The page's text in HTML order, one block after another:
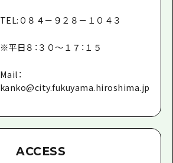
TEL:０８４－９２８－１０４３
※平日８：３０～１７：１５
Mail：
kanko@city.fukuyama.hiroshima.jp
ACCESS